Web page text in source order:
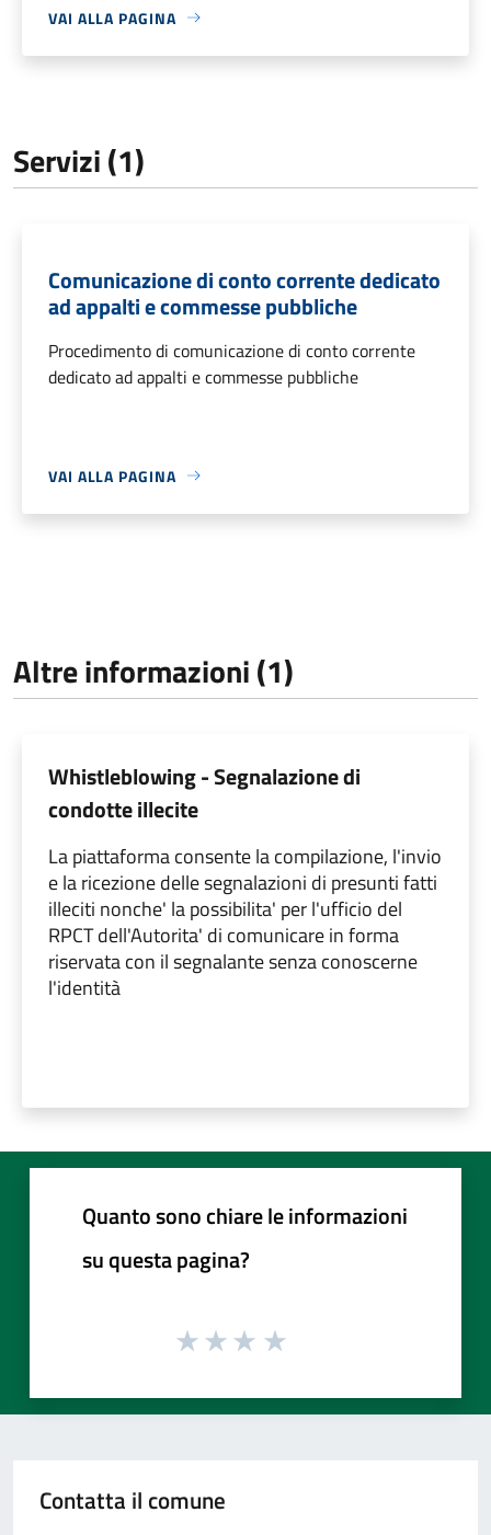
VAI ALLA PAGINA
Servizi (1)
Comunicazione di conto corrente dedicato
ad appalti e commesse pubbliche
Procedimento di comunicazione di conto corrente
dedicato ad appalti e commesse pubbliche
VAI ALLA PAGINA
Altre informazioni (1)
Whistleblowing - Segnalazione di
condotte illecite
La piattaforma consente la compilazione, l'invio
e la ricezione delle segnalazioni di presunti fatti
illeciti nonche' la possibilita' per l'ufficio del
RPCT dell'Autorita' di comunicare in forma
riservata con il segnalante senza conoscerne
l'identità
Quanto sono chiare le informazioni
su questa pagina?
Contatta il comune